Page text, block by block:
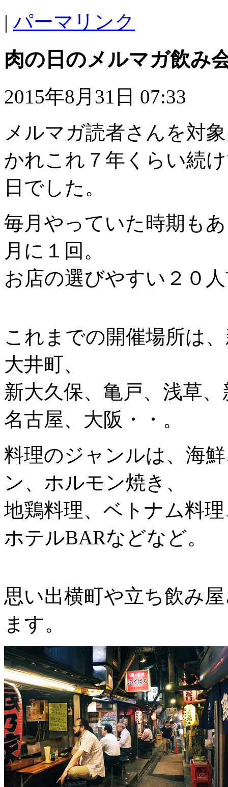
| パーマリンク
肉の日のメルマガ飲み
2015年8月31日 07:33
メルマガ読者さんを対
かれこれ７年くらい続
日でした。
毎月やっていた時期も
月に１回。
お店の選びやすい２０
これまでの開催場所は
大井町、
新大久保、亀戸、浅草
名古屋、大阪・・。
料理のジャンルは、海
ン、ホルモン焼き、
地鶏料理、ベトナム料
ホテルBARなどなど。
思い出横町や立ち飲み
ます。